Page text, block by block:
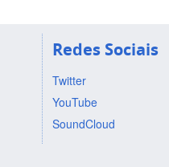
Redes Sociais
Twitter
YouTube
SoundCloud